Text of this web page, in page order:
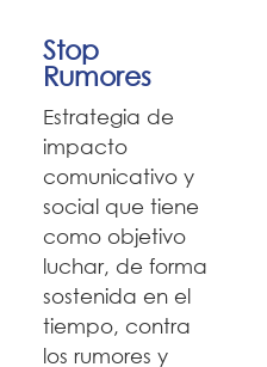
Stop
Rumores
Estrategia de
impacto
comunicativo y
social que tiene
como objetivo
luchar, de forma
sostenida en el
tiempo, contra
los rumores y